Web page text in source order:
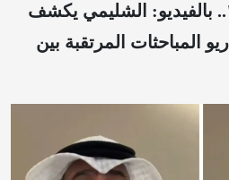
بالفيديو: الشليمي يكشف
المباحثات المرتقبة بين